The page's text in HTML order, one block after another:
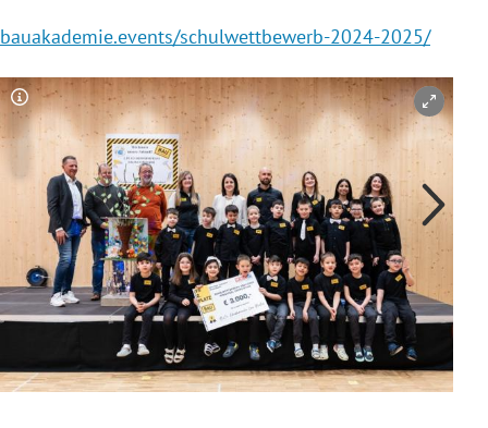
bauakademie.events/schulwettbewerb-2024-2025/
Copyright-Hinweis öffnen/schließen